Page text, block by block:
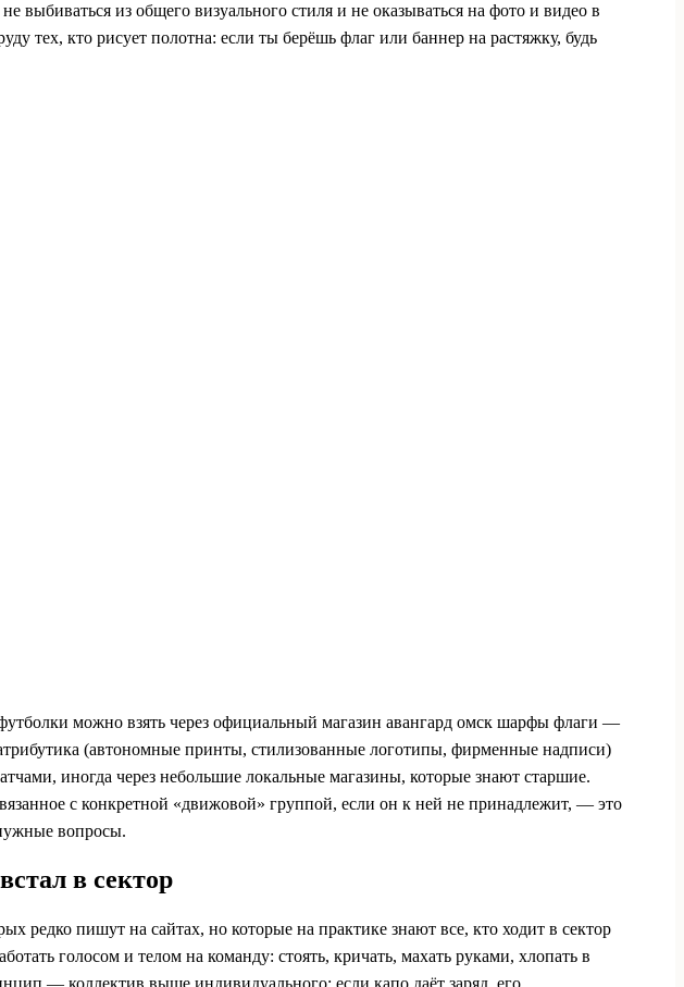
выбиваться из общего визуального стиля и не оказываться на фото и видео в
кто рисует полотна: если ты берёшь флаг или баннер на растяжку, будь
можно взять через официальный магазин авангард омск шарфы флаги —
(автономные принты, стилизованные логотипы, фирменные надписи)
иногда через небольшие локальные магазины, которые знают старшие.
с конкретной «движовой» группой, если он к ней не принадлежит, — это
вопросы.
в сектор
редко пишут на сайтах, но которые на практике знают все, кто ходит в сектор
голосом и телом на команду: стоять, кричать, махать руками, хлопать в
— коллектив выше индивидуального: если капо даёт заряд, его